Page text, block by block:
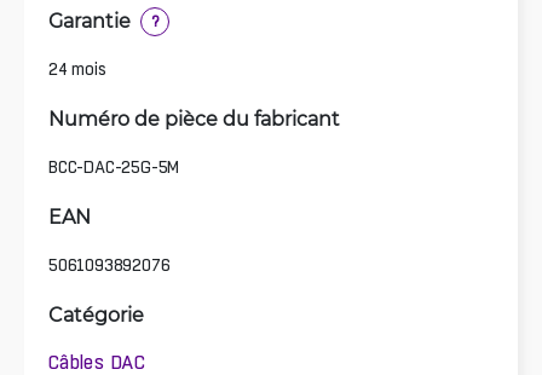
Garantie ?
24 mois
Numéro de pièce du fabricant
BCC-DAC-25G-5M
EAN
5061093892076
Catégorie
Câbles DAC